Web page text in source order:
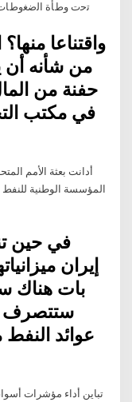
ﺗﺣﺕ ﻭﻁﺄﺓ ﺍﻟﺿﻐﻭﻁﺎﺕ
واقتناعا
من شأنه أن
حفنة من
في مكتب
أدانت بعثة الأمم
المؤسسة الوطنية
في حين
إيران
بات هناك
ستتصرف
عوائد
تباين أداء مؤشرات